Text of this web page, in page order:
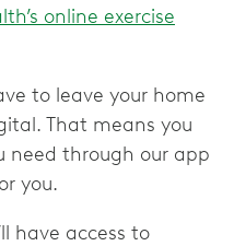
online exercise
to leave your home
That means you
need through our app
you.
have access to